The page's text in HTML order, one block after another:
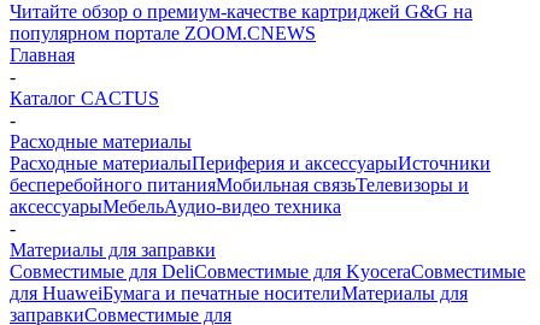
Читайте обзор о премиум-качестве картриджей G&G на
популярном портале ZOOM.CNEWS
Главная
-
Каталог CACTUS
-
Расходные материалы
Расходные материалыПериферия и аксессуарыИсточники
бесперебойного питанияМобильная связьТелевизоры и
аксессуарыМебельАудио-видео техника
-
Материалы для заправки
Совместимые для DeliСовместимые для KyoceraСовместимые
для HuaweiБумага и печатные носителиМатериалы для
заправкиСовместимые для